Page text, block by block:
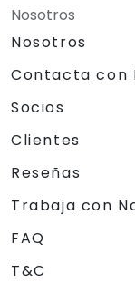
Nosotros
Nosotros
Contacta con
Socios
Clientes
Reseñas
Trabaja con
FAQ
T&C